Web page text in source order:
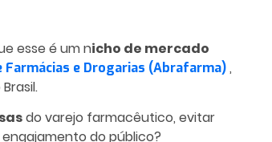
esse é um nicho de mercado
Farmácias e Drogarias (Abrafarma),
do varejo farmacêutico, evitar
do público?